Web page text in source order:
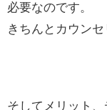
必要なのです。
きちんとカウン
そしてメリット、